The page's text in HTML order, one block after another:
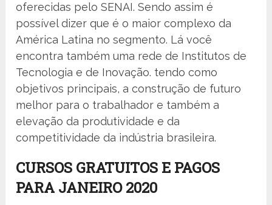
oferecidas pelo SENAI. Sendo assim é
possível dizer que é o maior complexo da
América Latina no segmento. Lá você
encontra também uma rede de Institutos de
Tecnologia e de Inovação. tendo como
objetivos principais, a construção de futuro
melhor para o trabalhador e também a
elevação da produtividade e da
competitividade da indústria brasileira.
CURSOS GRATUITOS E PAGOS
PARA JANEIRO 2020